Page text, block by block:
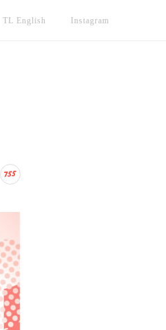
TL English Instagram